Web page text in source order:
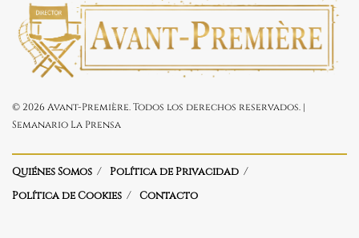
© 2026 Avant-Première. Todos los derechos reservados. |
Semanario La Prensa
Quiénes Somos
Política de Privacidad
Política de Cookies
Contacto